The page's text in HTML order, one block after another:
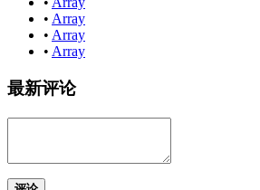
• Array
• Array
• Array
最新评论